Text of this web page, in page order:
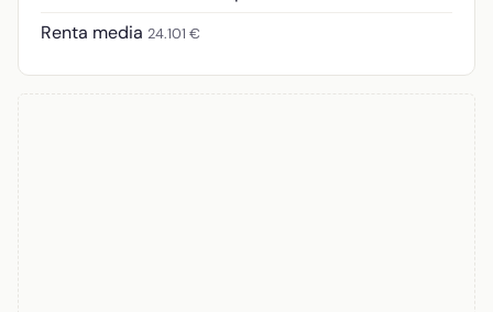
Renta media 24.101 €